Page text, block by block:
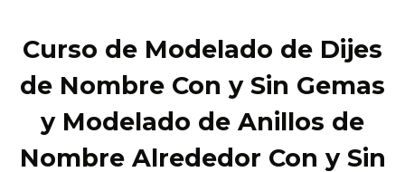
Curso de Modelado de Dijes
de Nombre Con y Sin Gemas
y Modelado de Anillos de
Nombre Alrededor Con y Sin